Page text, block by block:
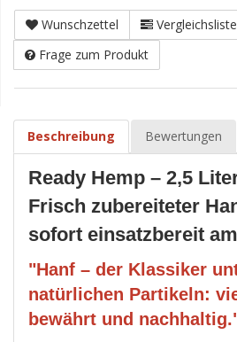
Wunschzettel
Vergleichsliste
Frage zum Produkt
Beschreibung Bewertungen
Ready Hemp – 2,5
Frisch zubereiteter
sofort einsatzbereit
"Hanf – der Klassiker
natürlichen Partikeln:
bewährt und